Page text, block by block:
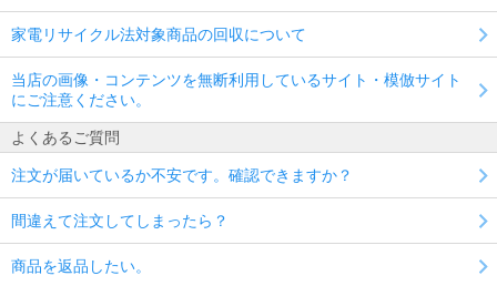
家電リサイクル法対象商品の回収について
当店の画像・コンテンツを無断利用しているサイト・模倣サイト
にご注意ください。
よくあるご質問
注文が届いているか不安です。確認できますか？
間違えて注文してしまったら？
商品を返品したい。